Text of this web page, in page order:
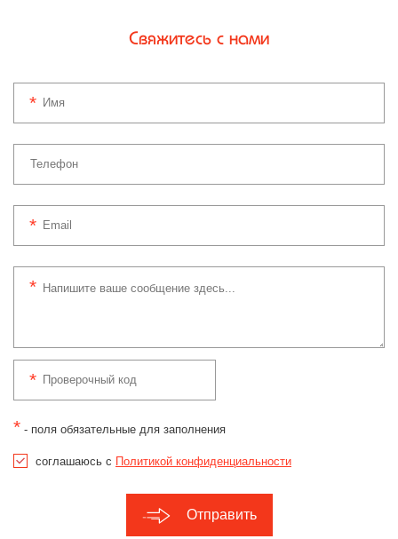
Свяжитесь с нами
* - поля обязательные для заполнения
соглашаюсь с Политикой конфиденциальности
Отправить